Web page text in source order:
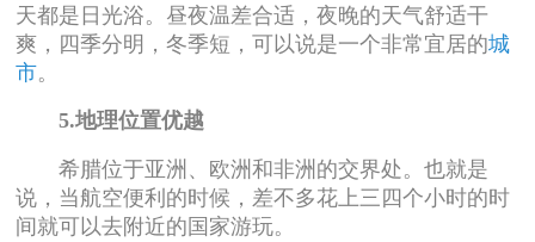
天都是日光浴。昼夜温差合适，夜晚的天气舒适干
爽，四季分明，冬季短，可以说是一个非常宜居的城
市。
5.地理位置优越
希腊位于亚洲、欧洲和非洲的交界处。也就是
说，当航空便利的时候，差不多花上三四个小时的时
间就可以去附近的国家游玩。